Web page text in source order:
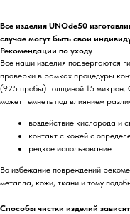
Все изделия UNOde50
случае могут быть свои
Рекомендации по уходу
Все наши изделия подвергаются
проверки в рамках процедуры
(925 пробы) толщиной 15 микрон.
может темнеть под влиянием
воздействие кислорода и
контакт с кожей с
редкое использование
Во избежание повреждений
металла, кожи, ткани и тому
Способы чистки изделий